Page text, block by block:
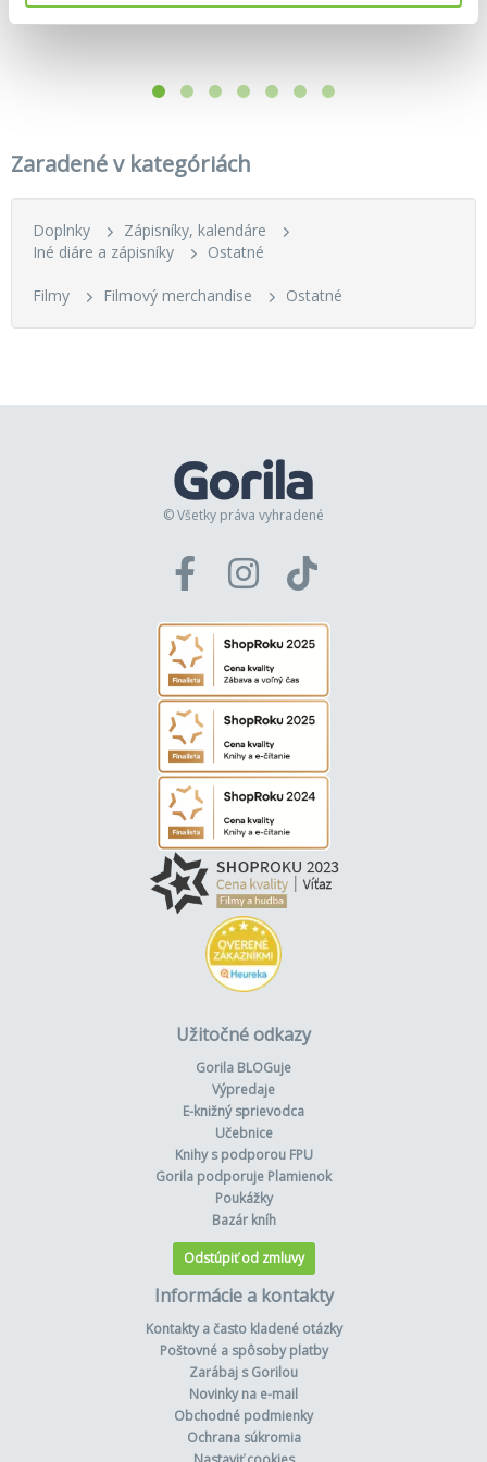
Zaradené v kategóriách
Doplnky
Zápisníky, kalendáre
Iné diáre a zápisníky
Ostatné
Filmy Filmový merchandise Ostatné
© Všetky práva vyhradené
Užitočné odkazy
Gorila BLOGuje
Výpredaje
E-knižný sprievodca
Učebnice
Knihy s podporou FPU
Gorila podporuje Plamienok
Poukážky
Bazár kníh
Odstúpiť od zmluvy
Informácie a kontakty
Kontakty a často kladené otázky
Poštovné a spôsoby platby
Zarábaj s Gorilou
Novinky na e-mail
Obchodné podmienky
Ochrana súkromia